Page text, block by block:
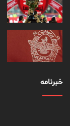
خبرنامه